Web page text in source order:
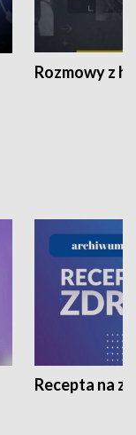
Rozmowy z
Recepta na